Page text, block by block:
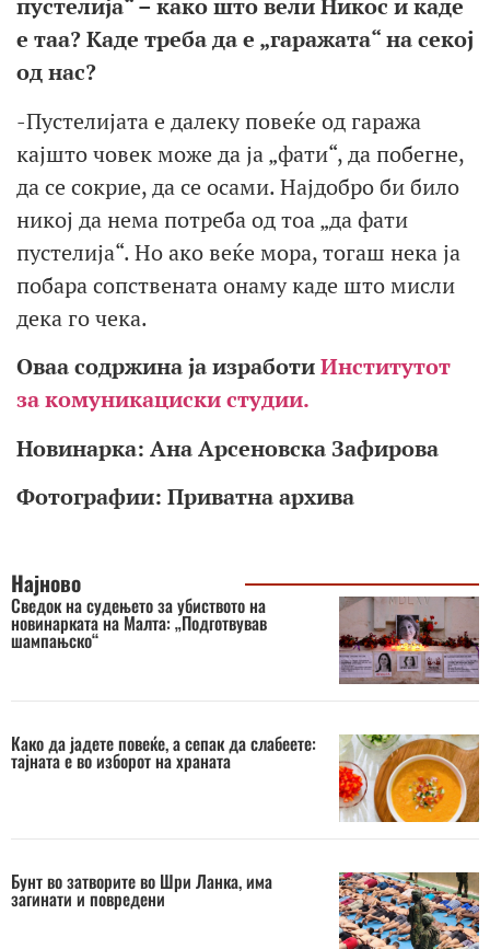
пустелија“ – како што вели Никос и каде
е таа? Каде треба да е „гаражата“ на секој
од нас?
-Пустелијата е далеку повеќе од гаража
кајшто човек може да ја „фати“, да побегне,
да се сокрие, да се осами. Најдобро би било
никој да нема потреба од тоа „да фати
пустелија“. Но ако веќе мора, тогаш нека ја
побара сопствената онаму каде што мисли
дека го чека.
Оваа содржина ја изработиИнститутот
за комуникациски студии.
Новинарка: Ана Арсеновска Зафирова
Фотографии: Приватна архива
Најново
Сведок на судењето за убиството на
новинарката на Малта: „Подготвував
шампањско“
Како да јадете повеќе, а сепак да слабеете:
тајната е во изборот на храната
Бунт во затворите во Шри Ланка, има
загинати и повредени